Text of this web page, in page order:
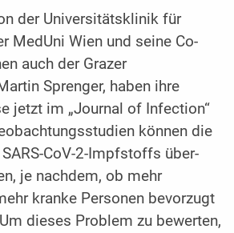
der Universitätsklinik für
MedUni Wien und seine Co-
auch der Grazer
Sprenger, haben ihre
jetzt im „Journal of Infection“
können die
CoV-2-Impfstoffs über-
je nachdem, ob mehr
kranke Personen bevorzugt
dieses Problem zu bewerten,